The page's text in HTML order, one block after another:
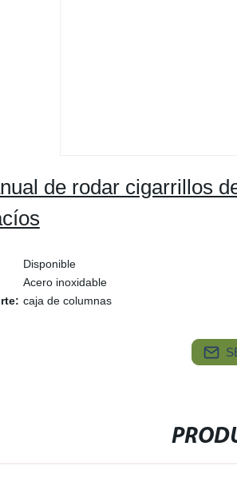
de rodar cigarrillos
Disponible
Acero inoxidable
caja de columnas